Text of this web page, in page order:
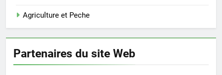
Agriculture et Peche
Partenaires du site Web